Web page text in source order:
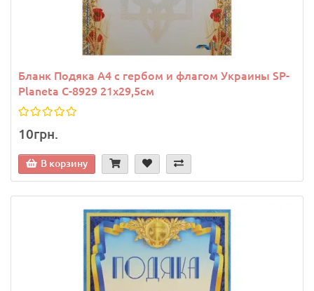
Бланк Подяка A4 с гербом и флагом Украины SP-
Planeta C-8929 21х29,5см
10грн.
В корзину